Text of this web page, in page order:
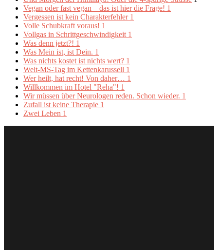
Vegan oder fast vegan – das ist hier die Frage! 1
Vergessen ist kein Charakterfehler 1
Volle Schubkraft voraus! 1
Vollgas in Schrittgeschwindigkeit 1
Was denn jetzt?! 1
Was Mein ist, ist Dein. 1
Was nichts kostet ist nichts wert? 1
Welt-MS-Tag im Kettenkarussell 1
Wer heilt, hat recht! Von daher… 1
Willkommen im Hotel "Reha"! 1
Wir müssen über Neurologen reden. Schon wieder. 1
Zufall ist keine Therapie 1
Zwei Leben 1